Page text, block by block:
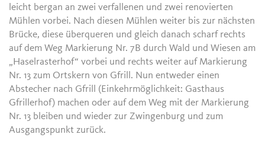
leicht bergan an zwei verfallenen und zwei renovierten
Mühlen vorbei. Nach diesen Mühlen weiter bis zur nächsten
Brücke, diese überqueren und gleich danach scharf rechts
auf dem Weg Markierung Nr. 7B durch Wald und Wiesen am
„Haselrasterhof“ vorbei und rechts weiter auf Markierung
Nr. 13 zum Ortskern von Gfrill. Nun entweder einen
Abstecher nach Gfrill (Einkehrmöglichkeit: Gasthaus
Gfrillerhof) machen oder auf dem Weg mit der Markierung
Nr. 13 bleiben und wieder zur Zwingenburg und zum
Ausgangspunkt zurück.